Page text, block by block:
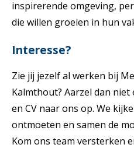
inspirerende omgeving,
die willen groeien in hun
Interesse?
Zie jij jezelf al werken bij
Kalmthout? Aarzel dan
en CV naar ons op. We
ontmoeten en samen de
Kom ons team versterken